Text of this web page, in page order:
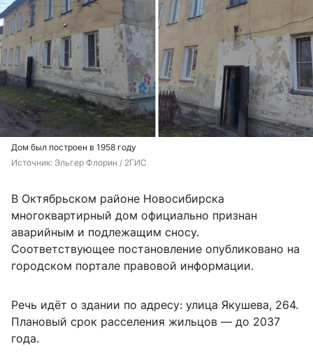
Дом был построен в 1958 году
Источник: Эльгер Флорин / 2ГИС
В Октябрьском районе Новосибирска
многоквартирный дом официально признан
аварийным и подлежащим сносу.
Соответствующее постановление опубликовано на
городском портале правовой информации.
Речь идёт о здании по адресу: улица Якушева, 264.
Плановый срок расселения жильцов — до 2037
года.